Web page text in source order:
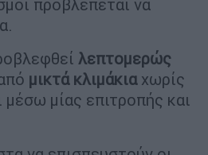
προβλέπεται να
λεπτομερώς
μικτά κλιμάκιαχωρίς
μέσω μίας επιτροπής και